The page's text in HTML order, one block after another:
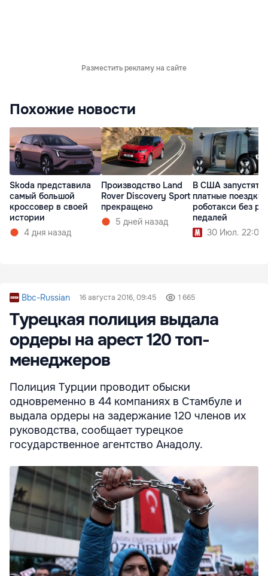
Разместить рекламу на сайте
Похожие новости
Skoda представила
самый большой
кроссовер в своей
истории
4 дня назад
Производство Land
Rover Discovery Sport
прекращено
5 дней назад
В США запустят
платные поездки
роботакси без
педалей
30 Июл. 22:00
Bbc-Russian 16 августа 2016, 09:45 1 665
Турецкая полиция выдала
ордеры на арест 120 топ-
менеджеров
Полиция Турции проводит обыски
одновременно в 44 компаниях в Стамбуле и
выдала ордеры на задержание 120 членов их
руководства, сообщает турецкое
государственное агентство Анадолу.